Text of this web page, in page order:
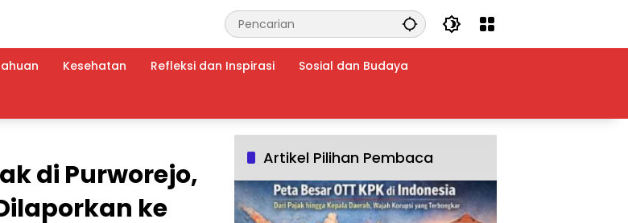
Kesehatan Refleksi dan Inspirasi Sosial dan Budaya
di Purworejo,
ke
Artikel Pilihan Pembaca